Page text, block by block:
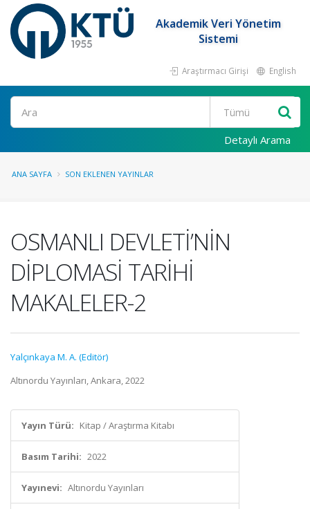
Akademik Veri Yönetim
Sistemi
Araştırmacı Girişi English
Ara
Detaylı Arama
ANA SAYFA SON EKLENEN YAYINLAR
OSMANLI DEVLETİ’NİN
DİPLOMASİ TARİHİ
MAKALELER-2
Yalçınkaya M. A. (Editör)
Altınordu Yayınları, Ankara, 2022
Yayın Türü: Kitap / Araştırma Kitabı
Basım Tarihi: 2022
Yayınevi: Altınordu Yayınları